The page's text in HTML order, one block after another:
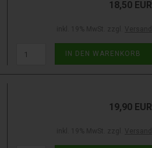
18,50 EUR
IN DEN WARENKORB
19,90 EUR